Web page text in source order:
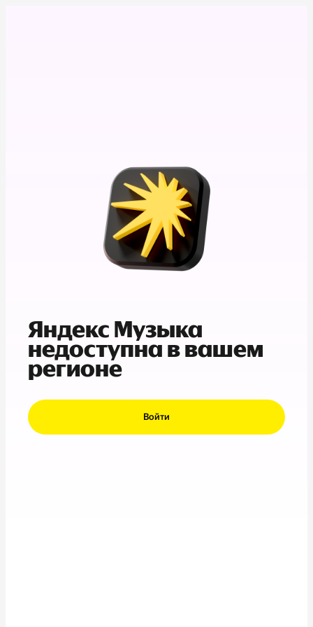
Яндекс Музыка
недоступна в вашем
регионе
Войти